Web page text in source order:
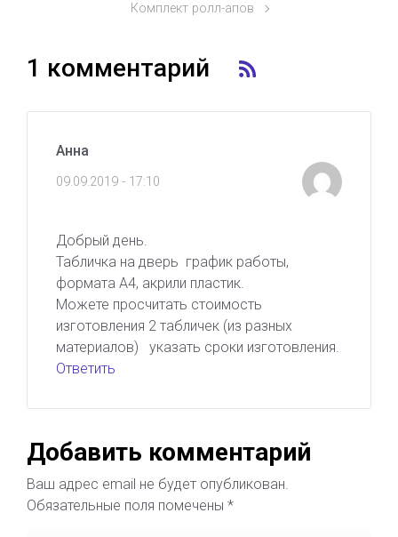
Комплект ролл-апов
1 комментарий
Анна
09.09.2019 - 17:10
Добрый день.
Табличка на дверь график работы,
формата А4, акрили пластик.
Можете просчитать стоимость
изготовления 2 табличек (из разных
материалов) указать сроки изготовления.
Ответить
Добавить комментарий
Ваш адрес email не будет опубликован.
Обязательные поля помечены *